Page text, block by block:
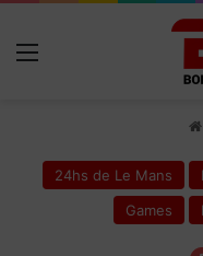
24hs de Le Mans
Games